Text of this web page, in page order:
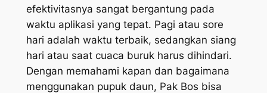
efektivitasnya sangat bergantung pada
waktu aplikasi yang tepat. Pagi atau sore
hari adalah waktu terbaik, sedangkan siang
hari atau saat cuaca buruk harus dihindari.
Dengan memahami kapan dan bagaimana
menggunakan pupuk daun, Pak Bos bisa